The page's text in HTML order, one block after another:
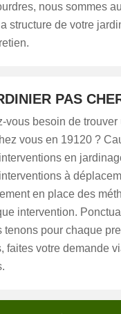
nous sommes
structure de votre
PAS
vous besoin de
vous en 19120 ?
en
à
en place des
intervention.
tenons pour chaque
faites votre demande